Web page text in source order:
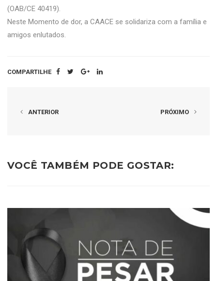
(OAB/CE 40419).
Neste Momento de dor, a CAACE se solidariza com a família e
amigos enlutados.
COMPARTILHE
ANTERIOR PRÓXIMO
VOCÊ TAMBÉM PODE GOSTAR: